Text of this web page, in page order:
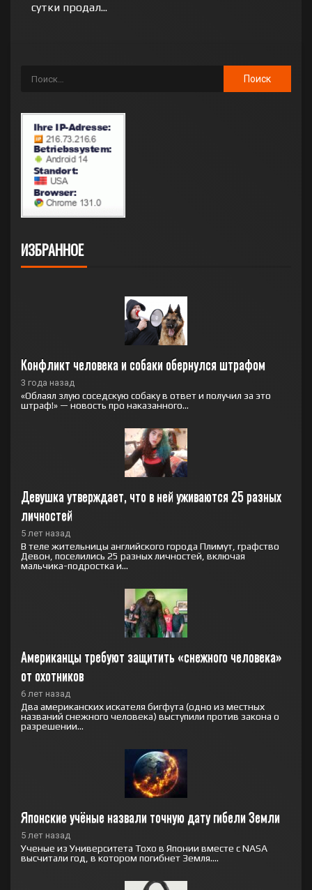
сутки продал...
ИЗБРАННОЕ
Конфликт человека и собаки обернулся штрафом
3 года назад
«Облаял злую соседскую собаку в ответ и получил за это
штраф!» — новость про наказанного...
Девушка утверждает, что в ней уживаются 25 разных
личностей
5 лет назад
В теле жительницы английского города Плимут, графство
Девон, поселились 25 разных личностей, включая
мальчика-подростка и...
Американцы требуют защитить «снежного человека»
от охотников
6 лет назад
Два американских искателя бигфута (одно из местных
названий снежного человека) выступили против закона о
разрешении...
Японские учёные назвали точную дату гибели Земли
5 лет назад
Ученые из Университета Тохо в Японии вместе с NASA
высчитали год, в котором погибнет Земля....